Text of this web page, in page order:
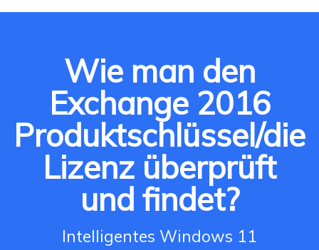
Wie man den
Exchange 2016
Produktschlüssel/die
Lizenz überprüft
und findet?
Intelligentes Windows 11